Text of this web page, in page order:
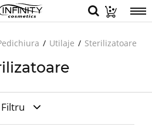
Utilaje Sterilizatoare
Filtru